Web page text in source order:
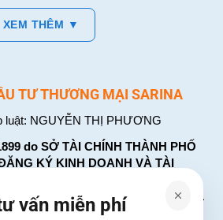
XEM THÊM ▼
TƯ THƯƠNG MẠI SARINA
luật: NGUYỄN THỊ PHƯƠNG
do SỞ TÀI CHÍNH THÀNH PHỐ
KÝ KINH DOANH VÀ TÀI
cấp. Đăng ký lần đầu: ngày 26
Đăng ký thay đổi lần thứ: 4, ngày 31
vấn miễn phí